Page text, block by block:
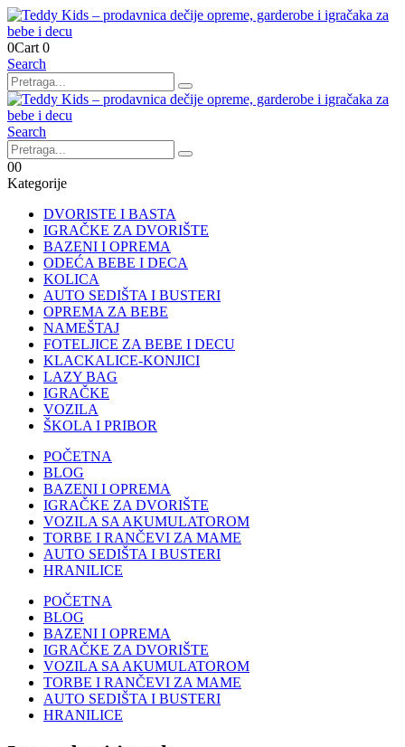
0Cart 0
Search
Search
00
Kategorije
DVORISTE I BASTA
IGRAČKE ZA DVORIŠTE
BAZENI I OPREMA
ODEĆA BEBE I DECA
KOLICA
AUTO SEDIŠTA I BUSTERI
OPREMA ZA BEBE
NAMEŠTAJ
FOTELJICE ZA BEBE I DECU
KLACKALICE-KONJICI
LAZY BAG
IGRAČKE
VOZILA
ŠKOLA I PRIBOR
POČETNA
BLOG
BAZENI I OPREMA
IGRAČKE ZA DVORIŠTE
VOZILA SA AKUMULATOROM
TORBE I RANČEVI ZA MAME
AUTO SEDIŠTA I BUSTERI
HRANILICE
POČETNA
BLOG
BAZENI I OPREMA
IGRAČKE ZA DVORIŠTE
VOZILA SA AKUMULATOROM
TORBE I RANČEVI ZA MAME
AUTO SEDIŠTA I BUSTERI
HRANILICE